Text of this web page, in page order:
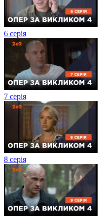
6 серія
7 серія
8 серія